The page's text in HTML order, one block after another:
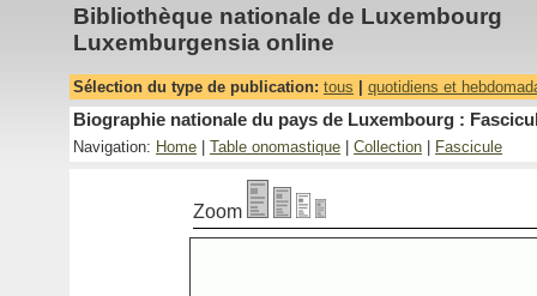
Bibliothèque nationale de Luxembourg
Luxemburgensia online
Sélection du type de publication: tous quotidiens et
Biographie nationale du pays de Luxembourg :
Navigation: Home Table onomastique Collection Fascicule
Zoom